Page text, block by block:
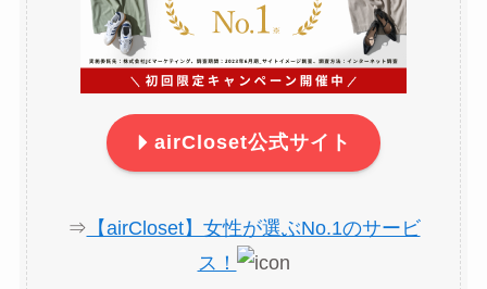
airCloset公式サイト
⇒ 【airCloset】女性が選ぶNo.1のサービ
ス！